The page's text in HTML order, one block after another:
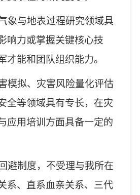
象与地表过程研究领域具
响力或掌握关键核心技
才能和团队组织能力。
模拟、灾害风险量化评估
全等领域具有专长，在灾
应用培训方面具备一定的
避制度，不受理与我所在
系、直系血亲关系、三代